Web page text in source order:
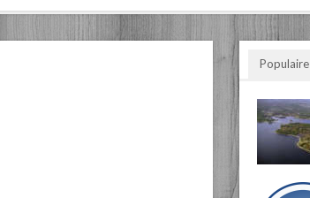
Populaire